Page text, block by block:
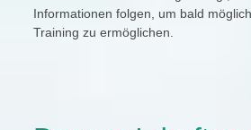
Informationen folgen, um bald
Training zu ermöglichen.